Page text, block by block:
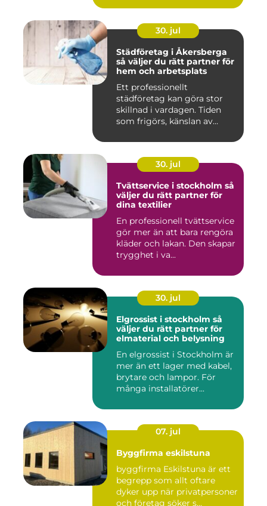
30. jul
Städföretag i Åkersberga
så väljer du rätt partner för
hem och arbetsplats
Ett professionellt
städföretag kan göra stor
skillnad i vardagen. Tiden
som frigörs, känslan av
30. jul
Tvättservice i stockholm så
väljer du rätt partner för
dina textilier
En professionell tvättservice
gör mer än att bara rengöra
kläder och lakan. Den skapar
trygghet i va...
30. jul
Elgrossist i stockholm så
väljer du rätt partner för
elmaterial och belysning
En elgrossist i Stockholm är
mer än ett lager med kabel,
brytare och lampor. För
många installatörer...
07. jul
Byggfirma eskilstuna
byggfirma Eskilstuna är ett
begrepp som allt oftare
dyker upp när privatpersoner
och företag söker s...